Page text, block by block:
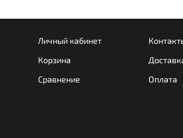
Личный кабинет
Корзина
Сравнение
Оплата